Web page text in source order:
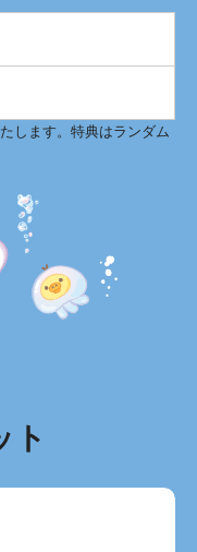
します。特典はランダム
ト